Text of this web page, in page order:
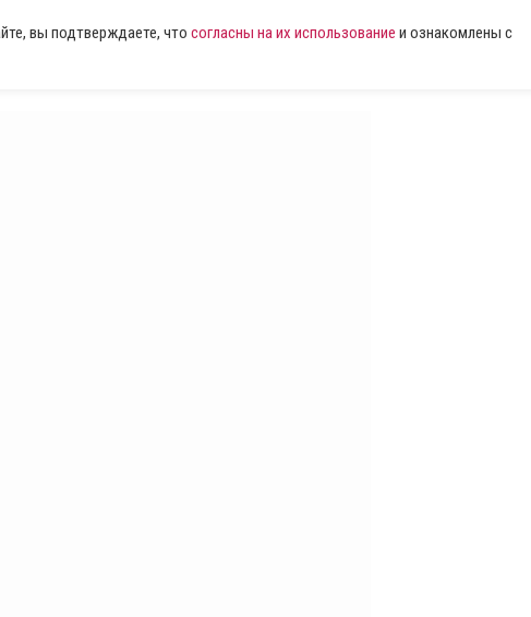
вы подтверждаете, что согласны на их использование и ознакомлены с